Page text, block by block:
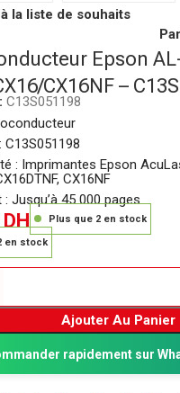
la liste de souhaits
Epson
CX16NF –
C13S051198
C13S051198
: Imprimantes Epson
CX16NF
Jusqu’à 45 000 pages
DH
Plus que 2 en stock
en stock
Ajouter Au Panier
rapidement sur